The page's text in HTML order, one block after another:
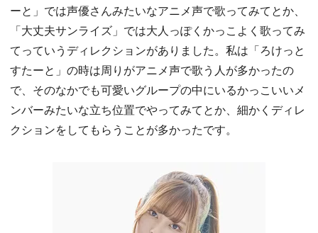
ーと」では声優さんみたいなアニメ声で歌ってみてとか、
「大丈夫サンライズ」では大人っぽくかっこよく歌ってみ
てっていうディレクションがありました。私は「ろけっと
すたーと」の時は周りがアニメ声で歌う人が多かったの
で、そのなかでも可愛いグループの中にいるかっこいいメ
ンバーみたいな立ち位置でやってみてとか、細かくディレ
クションをしてもらうことが多かったです。